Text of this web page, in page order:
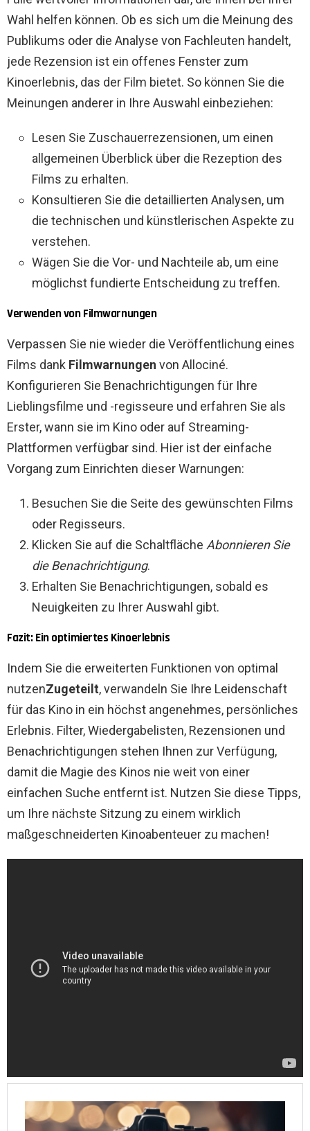
Wahl helfen können. Ob es sich um die Meinung des
Publikums oder die Analyse von Fachleuten handelt,
jede Rezension ist ein offenes Fenster zum
Kinoerlebnis, das der Film bietet. So können Sie die
Meinungen anderer in Ihre Auswahl einbeziehen:
Lesen Sie Zuschauerrezensionen, um einen
allgemeinen Überblick über die Rezeption des
Films zu erhalten.
Konsultieren Sie die detaillierten Analysen, um
die technischen und künstlerischen Aspekte zu
verstehen.
Wägen Sie die Vor- und Nachteile ab, um eine
möglichst fundierte Entscheidung zu treffen.
Verwenden von Filmwarnungen
Verpassen Sie nie wieder die Veröffentlichung eines
Films dank Filmwarnungen von Allociné.
Konfigurieren Sie Benachrichtigungen für Ihre
Lieblingsfilme und -regisseure und erfahren Sie als
Erster, wann sie im Kino oder auf Streaming-
Plattformen verfügbar sind. Hier ist der einfache
Vorgang zum Einrichten dieser Warnungen:
Besuchen Sie die Seite des gewünschten Films
oder Regisseurs.
Klicken Sie auf die Schaltfläche Abonnieren Sie
die Benachrichtigung.
Erhalten Sie Benachrichtigungen, sobald es
Neuigkeiten zu Ihrer Auswahl gibt.
Fazit: Ein optimiertes Kinoerlebnis
Indem Sie die erweiterten Funktionen von optimal
nutzenZugeteilt, verwandeln Sie Ihre Leidenschaft
für das Kino in ein höchst angenehmes, persönliches
Erlebnis. Filter, Wiedergabelisten, Rezensionen und
Benachrichtigungen stehen Ihnen zur Verfügung,
damit die Magie des Kinos nie weit von einer
einfachen Suche entfernt ist. Nutzen Sie diese Tipps,
um Ihre nächste Sitzung zu einem wirklich
maßgeschneiderten Kinoabenteuer zu machen!